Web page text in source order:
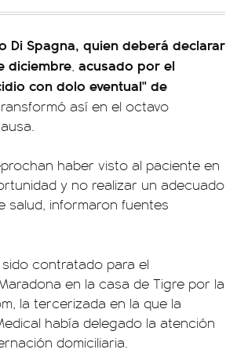
Di Spagna, quien deberá declarar
diciembre, acusado por el
con dolo eventual" de
así en el octavo
haber visto al paciente en
y no realizar un adecuado
salud, informaron fuentes
contratado para el
en la casa de Tigre por la
la tercerizada en la que la
había delegado la atención
domiciliaria.